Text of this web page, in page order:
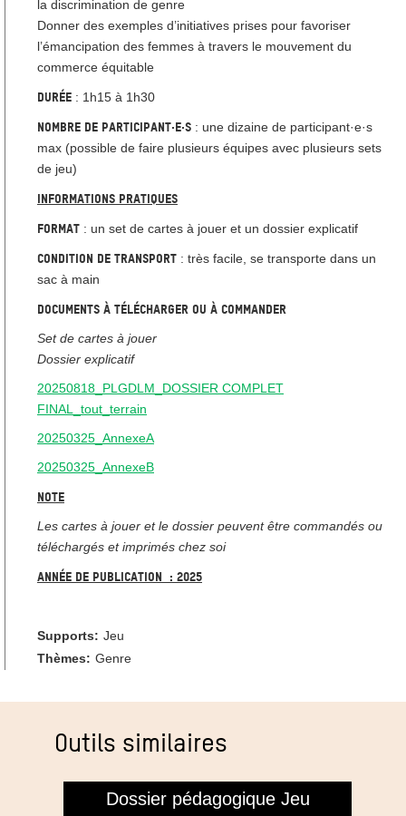
la discrimination de genre
Donner des exemples d’initiatives prises pour favoriser
l’émancipation des femmes à travers le mouvement du
commerce équitable
Durée : 1h15 à 1h30
Nombre de participant·e·s : une dizaine de participant·e·s
max (possible de faire plusieurs équipes avec plusieurs sets
de jeu)
Informations pratiques
Format : un set de cartes à jouer et un dossier explicatif
Condition de transport : très facile, se transporte dans un
sac à main
Documents à télécharger ou à commander
Set de cartes à jouer
Dossier explicatif
20250818_PLGDLM_DOSSIER COMPLET
FINAL_tout_terrain
20250325_AnnexeA
20250325_AnnexeB
Note
Les cartes à jouer et le dossier peuvent être commandés ou
téléchargés et imprimés chez soi
Année de publication : 2025
Supports: Jeu
Thèmes: Genre
Outils similaires
Dossier pédagogique Jeu